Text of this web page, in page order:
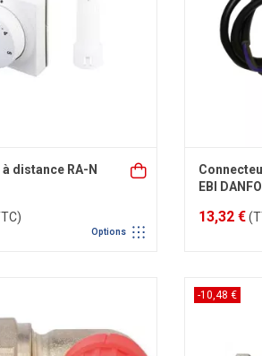
distance RA-N
Options
EBI
13,32 €
-10,48 €